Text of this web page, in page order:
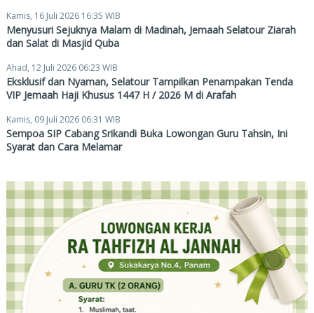
Kamis, 16 Juli 2026 16:35 WIB
Menyusuri Sejuknya Malam di Madinah, Jemaah Selatour Ziarah
dan Salat di Masjid Quba
Ahad, 12 Juli 2026 06:23 WIB
Eksklusif dan Nyaman, Selatour Tampilkan Penampakan Tenda
VIP Jemaah Haji Khusus 1447 H / 2026 M di Arafah
Kamis, 09 Juli 2026 06:31 WIB
Sempoa SIP Cabang Srikandi Buka Lowongan Guru Tahsin, Ini
Syarat dan Cara Melamar